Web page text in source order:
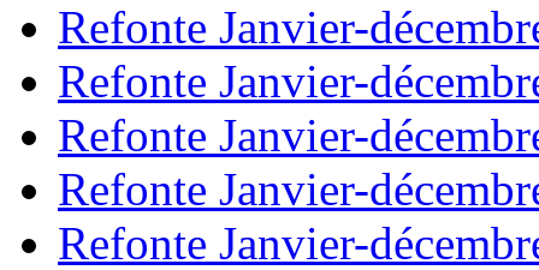
Refonte Janvier-
Refonte Janvier-
Refonte Janvier-
Refonte Janvier-
Refonte Janvier-